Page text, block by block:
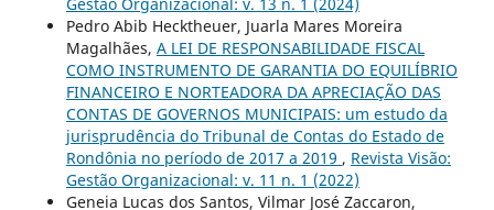
Pedro Abib Hecktheuer, Juarla Mares Moreira
Magalhães, A LEI DE RESPONSABILIDADE FISCAL
COMO INSTRUMENTO DE GARANTIA DO EQUILÍBRIO
FINANCEIRO E NORTEADORA DA APRECIAÇÃO DAS
CONTAS DE GOVERNOS MUNICIPAIS: um estudo da
jurisprudência do Tribunal de Contas do Estado de
Rondônia no período de 2017 a 2019 , Revista Visão:
Gestão Organizacional: v. 11 n. 1 (2022)
Geneia Lucas dos Santos, Vilmar José Zaccaron,